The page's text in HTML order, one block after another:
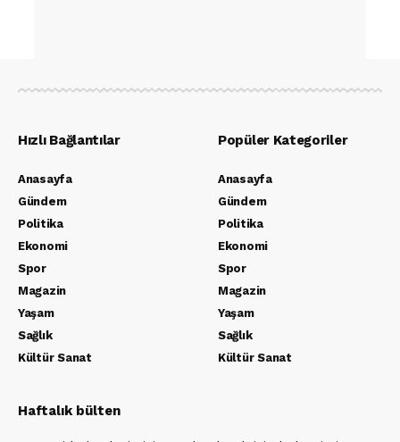
Hızlı Bağlantılar
Anasayfa
Gündem
Politika
Ekonomi
Spor
Magazin
Yaşam
Sağlık
Kültür Sanat
Popüler Kategoriler
Anasayfa
Gündem
Politika
Ekonomi
Spor
Magazin
Yaşam
Sağlık
Kültür Sanat
Haftalık bülten